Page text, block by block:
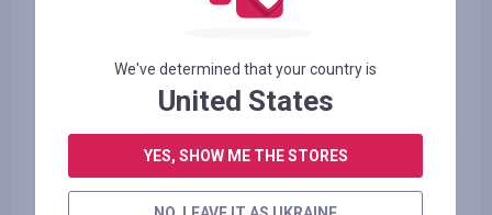
Виды экологически чистого
We've determined that your country is
United States
YES, SHOW ME THE STORES